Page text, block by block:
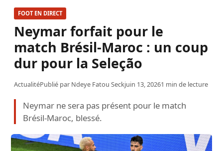
FOOT EN DIRECT
Neymar forfait pour le
match Brésil-Maroc : un coup
dur pour la Seleção
ActualitéPublié par Ndeye Fatou Seckjuin 13, 20261 min de lecture
Neymar ne sera pas présent pour le match
Brésil-Maroc, blessé.